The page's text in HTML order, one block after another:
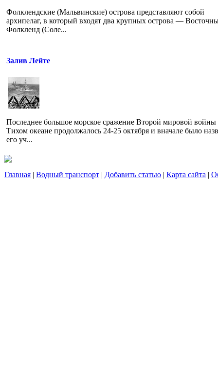
Фолклендские (Мальвинские) острова представляют собой
архипелаг, в который входят два крупных острова —
Фолкленд (Соле...
Залив Лейте
Последнее большое морское сражение Второй мировой войны
Тихом океане продолжалось 24-25 октября и вначале было
его уч...
Главная | Водный транспорт | Добавить статью | Карта сайта |